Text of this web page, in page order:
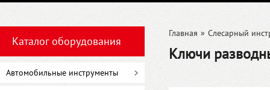
Каталог оборудования
Автомобильные инструменты
Главная » Слесарный
Ключи